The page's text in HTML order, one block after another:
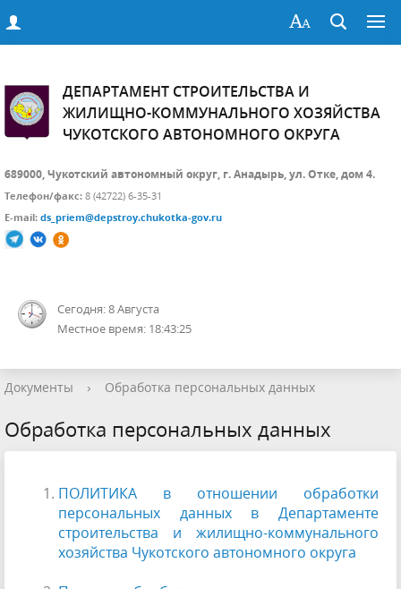
ДЕПАРТАМЕНТ СТРОИТЕЛЬСТВА И
ЖИЛИЩНО-КОММУНАЛЬНОГО ХОЗЯЙСТВА
ЧУКОТСКОГО АВТОНОМНОГО ОКРУГА
689000, Чукотский автономный округ, г. Анадырь, ул. Отке, дом 4.
Телефон/факс: 8 (42722) 6-35-31
E-mail: ds_priem@depstroy.chukotka-gov.ru
Сегодня: 8 Августа
Местное время: 18:43:26
Документы › Обработка персональных данных
Обработка персональных данных
ПОЛИТИКА в отношении обработки
персональных данных в Департаменте
строительства и жилищно-коммунального
хозяйства Чукотского автономного округа